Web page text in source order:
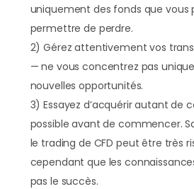
uniquement des fonds que vous
permettre de perdre.
2) Gérez attentivement vos
— ne vous concentrez pas
nouvelles opportunités.
3) Essayez d’acquérir autant de
possible avant de commencer.
le trading de CFD peut être très
cependant que les
pas le succès.